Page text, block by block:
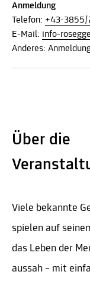
Anmeldung
Telefon: +43-3855/
E-Mail: info-
Anderes:
Über die
Viele bekannte
spielen auf
das Leben der
aussah – mit